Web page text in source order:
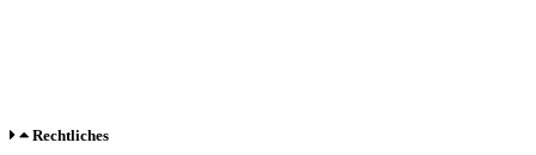
Rechtliches